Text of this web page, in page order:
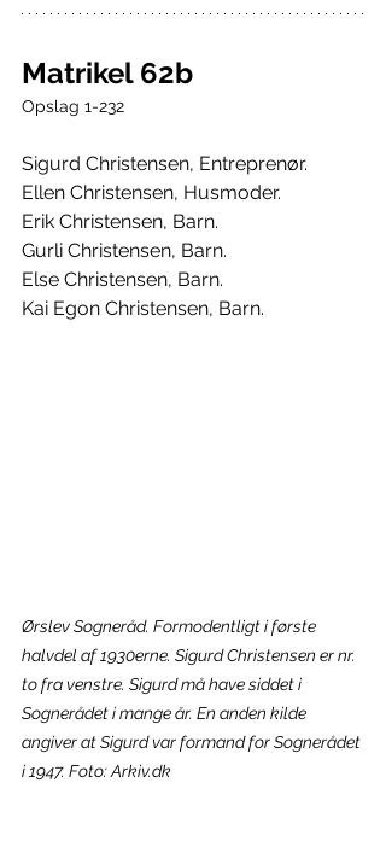
Matrikel 62b
Opslag 1-232
Sigurd Christensen, Entreprenør.
Ellen Christensen, Husmoder.
Erik Christensen, Barn.
Gurli Christensen, Barn.
Else Christensen, Barn.
Kai Egon Christensen, Barn.
Ørslev Sogneråd. Formodentligt i første
halvdel af 1930erne. Sigurd Christensen er nr.
to fra venstre. Sigurd må have siddet i
Sognerådet i mange år. En anden kilde
angiver at Sigurd var formand for Sognerådet
i 1947. Foto: Arkiv.dk